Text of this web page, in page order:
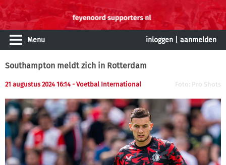
Menu inloggen aanmelden
Southampton meldt zich in Rotterdam
21 augustus 2024 16:14 - Voetbal International Foto: Pro Shots